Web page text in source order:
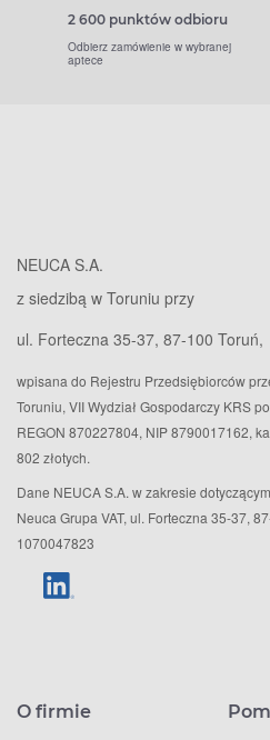
2 600 punktów odbioru
Odbierz zamówienie w wybranej
aptece
NEUCA S.A.
z siedzibą w Toruniu przy
ul. Forteczna 35-37, 87-100 Toruń,
wpisana do Rejestru Przedsiębiorców
Toruniu, VII Wydział Gospodarczy KRS
REGON 870227804, NIP 8790017162,
802 złotych.
Dane NEUCA S.A. w zakresie
Neuca Grupa VAT, ul. Forteczna 35-37,
1070047823
O firmie